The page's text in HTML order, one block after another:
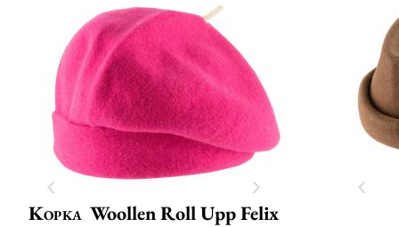
Kopka Woollen Roll Upp Felix